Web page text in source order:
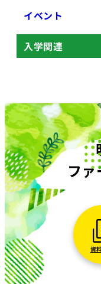
イベント
入学関連
フ
資